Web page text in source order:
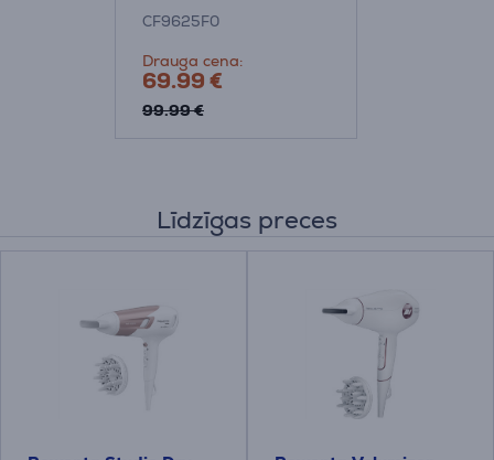
CF9625F0
Drauga cena:
69.99 €
99.99 €
Līdzīgas preces